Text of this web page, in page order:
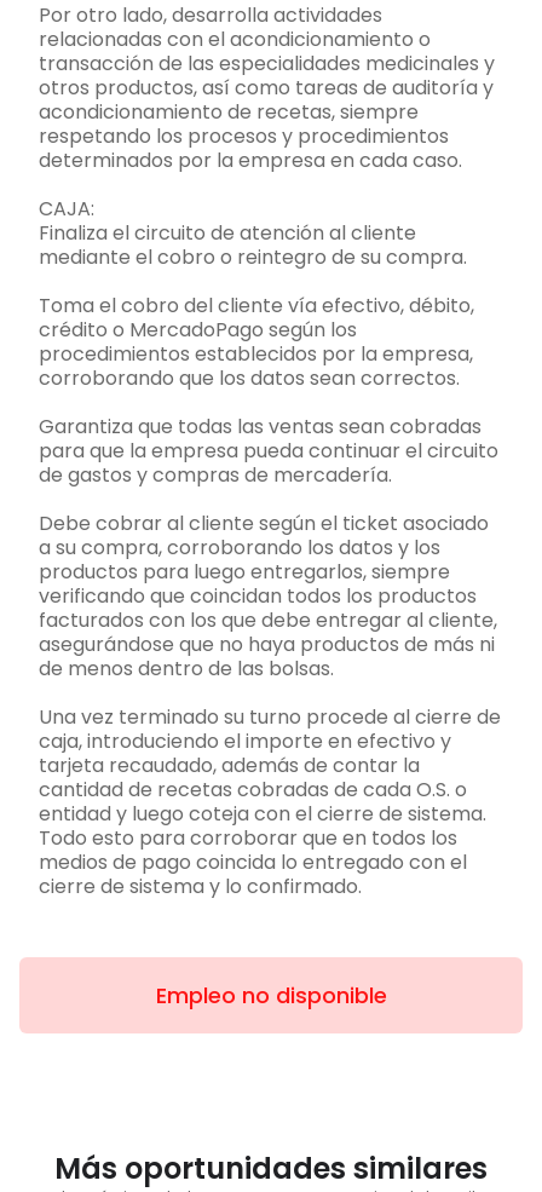
Por otro lado, desarrolla actividades
relacionadas con el acondicionamiento o
transacción de las especialidades medicinales y
otros productos, así como tareas de auditoría y
acondicionamiento de recetas, siempre
respetando los procesos y procedimientos
determinados por la empresa en cada caso.
CAJA:
Finaliza el circuito de atención al cliente
mediante el cobro o reintegro de su compra.
Toma el cobro del cliente vía efectivo, débito,
crédito o MercadoPago según los
procedimientos establecidos por la empresa,
corroborando que los datos sean correctos.
Garantiza que todas las ventas sean cobradas
para que la empresa pueda continuar el circuito
de gastos y compras de mercadería.
Debe cobrar al cliente según el ticket asociado
a su compra, corroborando los datos y los
productos para luego entregarlos, siempre
verificando que coincidan todos los productos
facturados con los que debe entregar al cliente,
asegurándose que no haya productos de más ni
de menos dentro de las bolsas.
Una vez terminado su turno procede al cierre de
caja, introduciendo el importe en efectivo y
tarjeta recaudado, además de contar la
cantidad de recetas cobradas de cada O.S. o
entidad y luego coteja con el cierre de sistema.
Todo esto para corroborar que en todos los
medios de pago coincida lo entregado con el
cierre de sistema y lo confirmado.
Empleo no disponible
Más oportunidades similares